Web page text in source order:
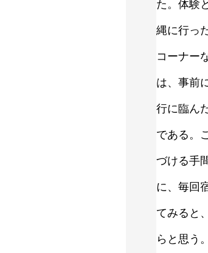
た。体験
縄に行っ
コーナー
は、事前
行に臨ん
である。
づける手
に、毎回
てみると
らと思う。